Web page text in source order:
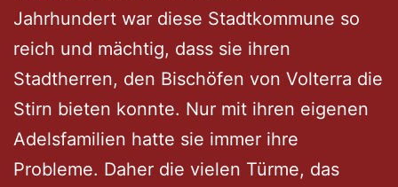
Jahrhundert war diese Stadtkommune so
reich und mächtig, dass sie ihren
Stadtherren, den Bischöfen von Volterra die
Stirn bieten konnte. Nur mit ihren eigenen
Adelsfamilien hatte sie immer ihre
Probleme. Daher die vielen Türme, das